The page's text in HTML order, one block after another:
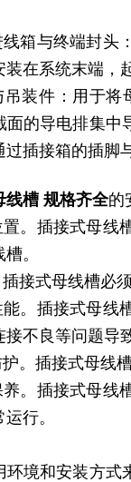
线箱与终端封头
装在系统末端，
吊装件：用于将
面的导电排集中
过插接箱的插脚
线槽 规格齐全的
置。插接式母线
。
接式母线槽必
。插接式母线
接不良等问题导
。插接式母线
养。插接式母线
行。
环境和安装方式